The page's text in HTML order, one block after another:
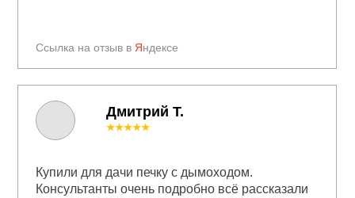
Ссылка на отзыв в Яндексе
★★★★★
Купили для дачи печку с дымоходом.
Консультанты очень подробно всё рассказали
Дмитрий Т.